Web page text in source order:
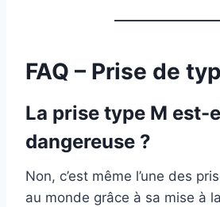
FAQ – Prise de
La prise type M est-
dangereuse ?
Non, c’est même l’une des
au monde grâce à sa mise à